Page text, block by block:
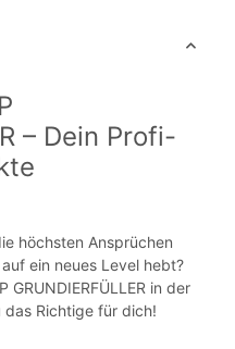
– Dein Profi-
höchsten Ansprüchen
ein neues Level hebt?
GRUNDIERFÜLLER in der
Richtige für dich!